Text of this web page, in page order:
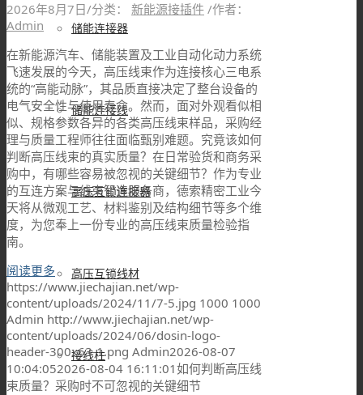
储能连接器
储能连接线
高压互锁连接器
高压互锁线材
接线柱
2026年8月7日/分类： 新能源接插件 /作者：
Admin
在新能源汽车、储能装置及工业自动化动力系统
飞速发展的今天，高压线束作为连接核心三电系
统的“高能动脉”，其品质直接决定了整台设备的
电气安全性与使用寿命。然而，面对外观看似相
似、规格参数各异的各类高压线束样品，采购经
理与质量工程师往往面临甄别难题。究竟该如何
判断高压线束的真实质量？在日常验货和商务采
购中，有哪些容易被忽视的关键细节？作为专业
的互连方案与线束智造服务商，德索精密工业今
天将从微观工艺、材料鉴别及结构细节等多个维
度，为您奉上一份专业的高压线束质量检验指
南。
阅读更多
https://www.jiechajian.net/wp-
content/uploads/2024/11/7-5.jpg 1000 1000
Admin http://www.jiechajian.net/wp-
content/uploads/2024/06/dosin-logo-
header-300x63-1.png Admin2026-08-07
10:04:052026-08-04 16:11:01如何判断高压线
束质量？采购时不可忽视的关键细节